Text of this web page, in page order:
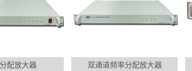
配放大器
双通道频率分配放大器